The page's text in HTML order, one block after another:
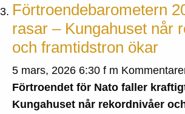
Förtroendebarometern
rasar – Kungahuset når
och framtidstron ökar
5 mars, 2026 6:30 f m
Förtroendet för Nato faller
Kungahuset når rekordnivåer